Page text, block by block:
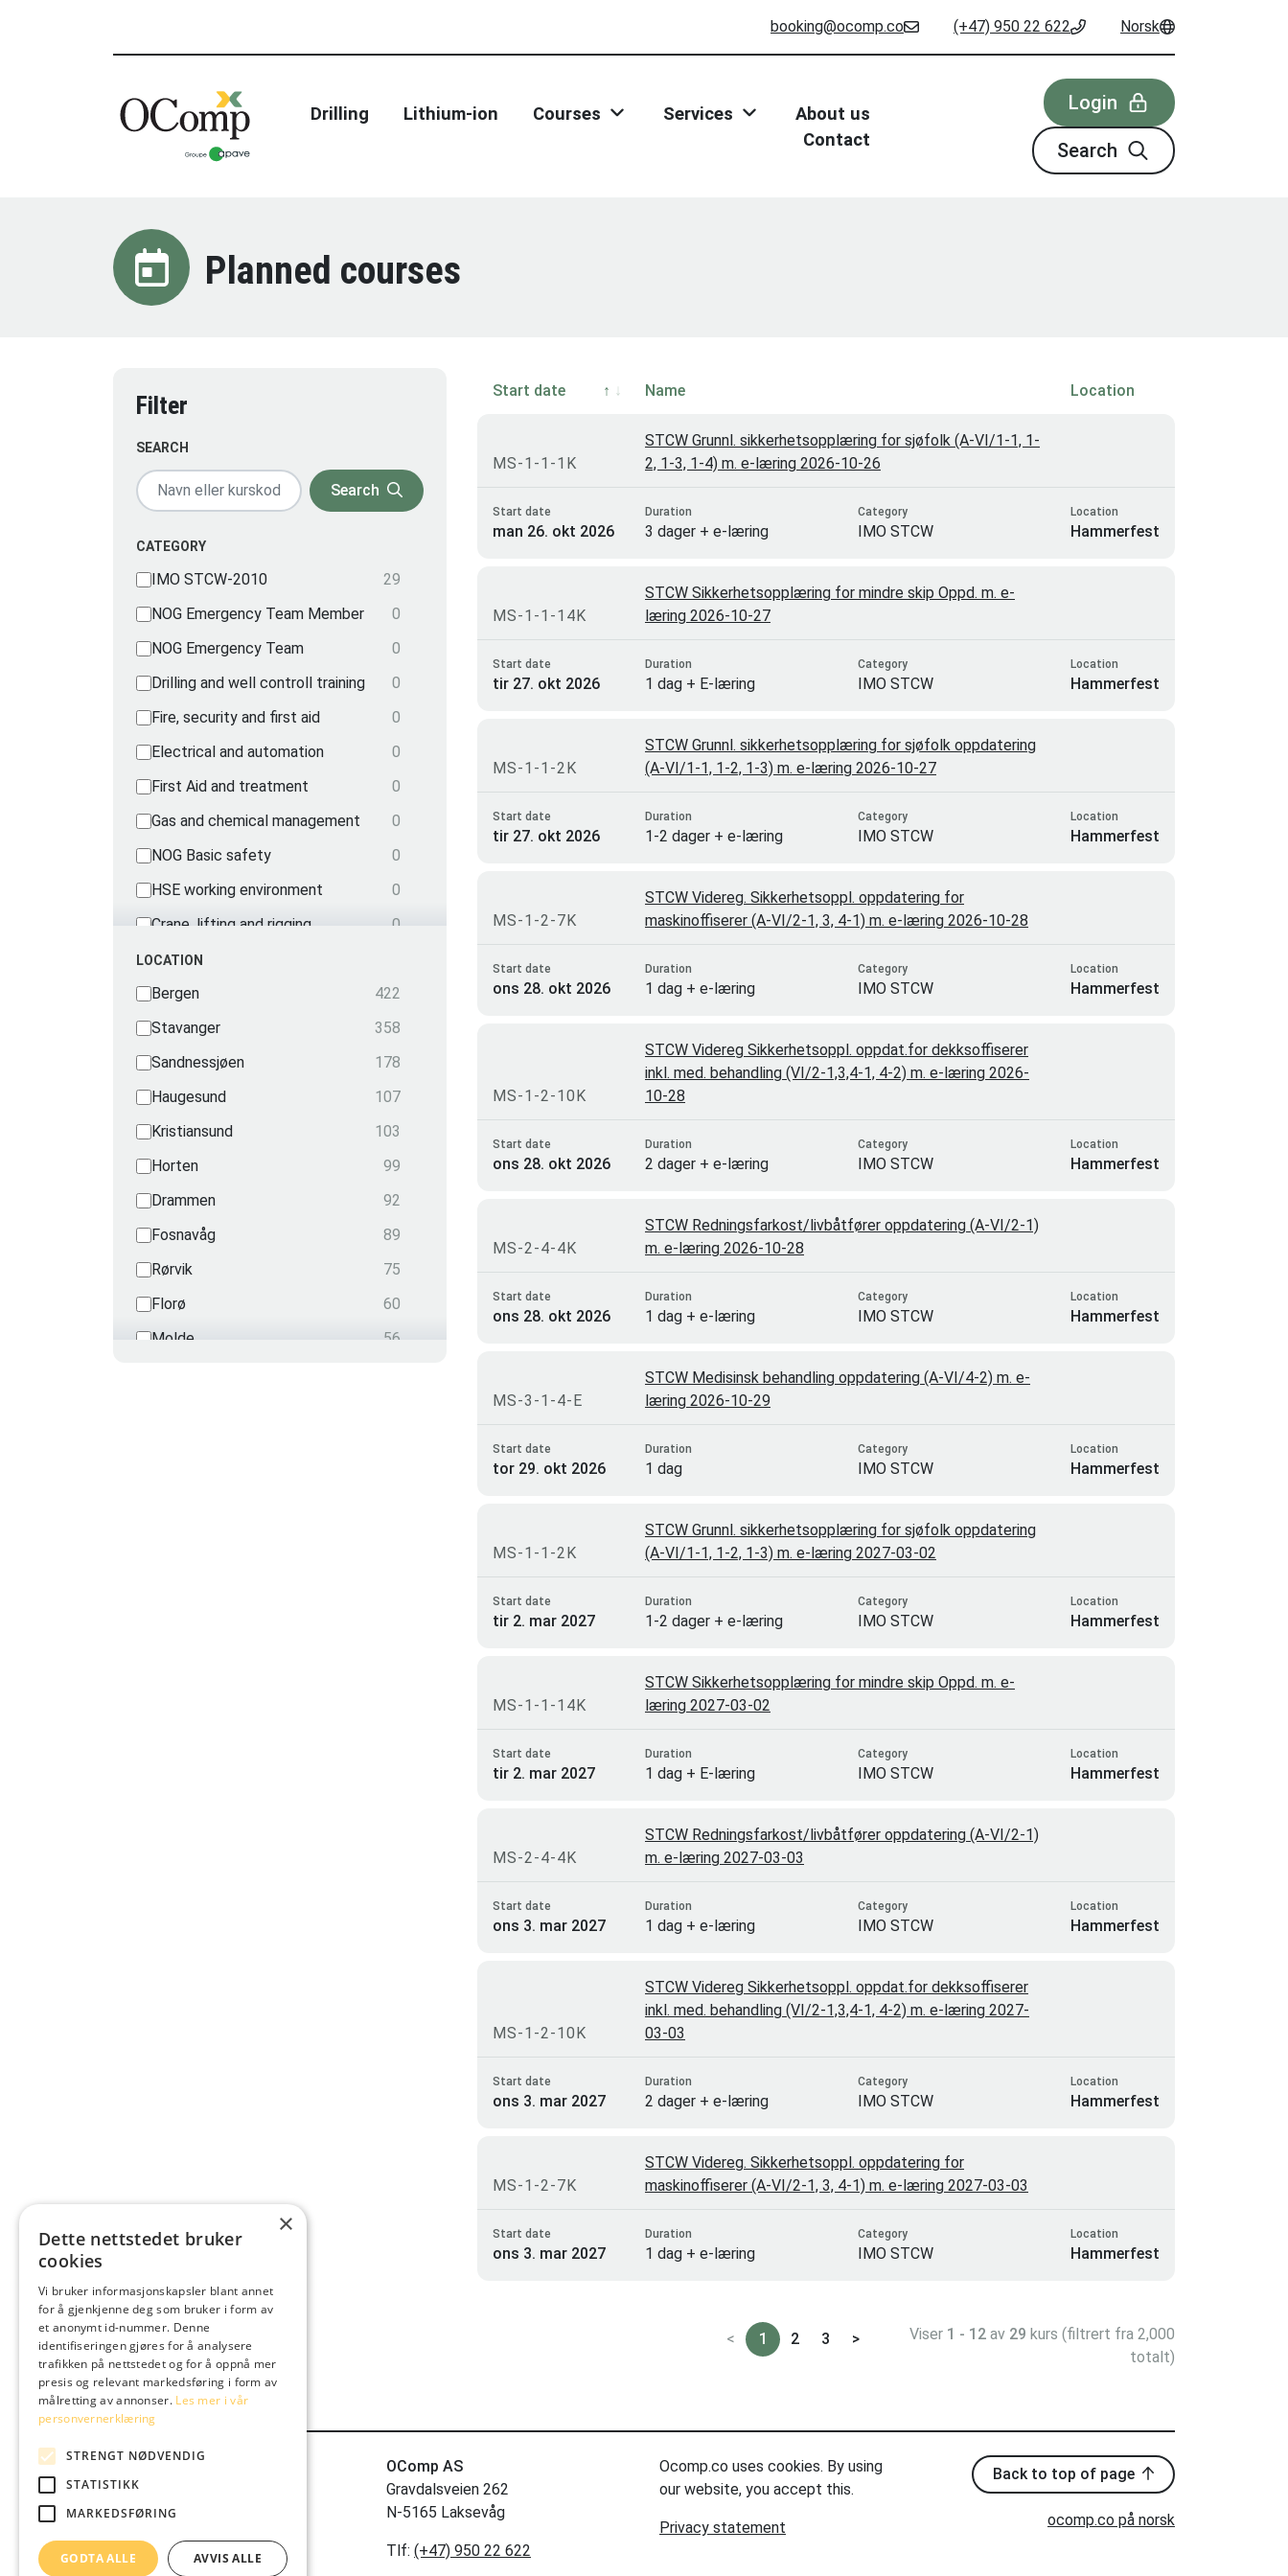
booking@ocomp.co (+47) 950 22 622 Norsk
Drilling Lithium-ion Courses Services
About us
Contact
Login
Search
Planned courses
Filter
SEARCH
Search
CATEGORY
IMO STCW-2010
29
NOG Emergency Team Member
0
NOG Emergency Team
0
Drilling and well controll training
0
Fire, security and first aid
0
Electrical and automation
0
First Aid and treatment
0
Gas and chemical management
0
NOG Basic safety
0
HSE working environment
0
Crane, lifting and rigging
0
Mechanical courses
Nautical
0
OPITO
0
Radio
0
Security
0
Radiation
0
Transportation
0
LOCATION
Bergen
422
Stavanger
358
Sandnessjøen
178
Haugesund
107
Kristiansund
103
Horten
99
Drammen
92
Fosnavåg
89
Rørvik
75
Florø
60
Molde
56
Start date Name Location
MS-1-1-1K
Start date
man 26. okt 2026
STCW Grunnl. sikkerhetsopplæring for sjøfolk (A-VI/1-1, 1-
2, 1-3, 1-4) m. e-læring 2026-10-26
Duration
3 dager + e-læring
Category
IMO STCW
Location
Hammerfest
MS-1-1-14K
Start date
tir 27. okt 2026
STCW Sikkerhetsopplæring for mindre skip Oppd. m. e-
læring 2026-10-27
Duration
1 dag + E-læring
Category
IMO STCW
Location
Hammerfest
MS-1-1-2K
Start date
tir 27. okt 2026
STCW Grunnl. sikkerhetsopplæring for sjøfolk oppdatering
(A-VI/1-1, 1-2, 1-3) m. e-læring 2026-10-27
Duration
1-2 dager + e-læring
Category
IMO STCW
Location
Hammerfest
MS-1-2-7K
Start date
ons 28. okt 2026
STCW Videreg. Sikkerhetsoppl. oppdatering for
maskinoffiserer (A-VI/2-1, 3, 4-1) m. e-læring 2026-10-28
Duration
1 dag + e-læring
Category
IMO STCW
Location
Hammerfest
MS-1-2-10K
Start date
ons 28. okt 2026
STCW Videreg Sikkerhetsoppl. oppdat.for dekksoffiserer
inkl. med. behandling (VI/2-1,3,4-1, 4-2) m. e-læring 2026-
10-28
Duration
2 dager + e-læring
Category
IMO STCW
Location
Hammerfest
MS-2-4-4K
Start date
ons 28. okt 2026
STCW Redningsfarkost/livbåtfører oppdatering (A-VI/2-1)
m. e-læring 2026-10-28
Duration
1 dag + e-læring
Category
IMO STCW
Location
Hammerfest
MS-3-1-4-E
Start date
tor 29. okt 2026
STCW Medisinsk behandling oppdatering (A-VI/4-2) m. e-
læring 2026-10-29
Duration
1 dag
Category
IMO STCW
Location
Hammerfest
MS-1-1-2K
Start date
tir 2. mar 2027
STCW Grunnl. sikkerhetsopplæring for sjøfolk oppdatering
(A-VI/1-1, 1-2, 1-3) m. e-læring 2027-03-02
Duration
1-2 dager + e-læring
Category
IMO STCW
Location
Hammerfest
MS-1-1-14K
Start date
tir 2. mar 2027
STCW Sikkerhetsopplæring for mindre skip Oppd. m. e-
læring 2027-03-02
Duration
1 dag + E-læring
Category
IMO STCW
Location
Hammerfest
MS-2-4-4K
Start date
ons 3. mar 2027
STCW Redningsfarkost/livbåtfører oppdatering (A-VI/2-1)
m. e-læring 2027-03-03
Duration
1 dag + e-læring
Category
IMO STCW
Location
Hammerfest
MS-1-2-10K
Start date
ons 3. mar 2027
STCW Videreg Sikkerhetsoppl. oppdat.for dekksoffiserer
inkl. med. behandling (VI/2-1,3,4-1, 4-2) m. e-læring 2027-
03-03
Duration
2 dager + e-læring
Category
IMO STCW
Location
Hammerfest
MS-1-2-7K
Start date
ons 3. mar 2027
STCW Videreg. Sikkerhetsoppl. oppdatering for
maskinoffiserer (A-VI/2-1, 3, 4-1) m. e-læring 2027-03-03
Duration
1 dag + e-læring
Category
IMO STCW
Location
Hammerfest
< 1 2 3 > Viser 1 - 12av 29 kurs (filtrert fra 2,000
totalt)
OComp AS
Gravdalsveien 262
N-5165 Laksevåg
Tlf: (+47) 950 22 622
Ocomp.co uses cookies. By using
our website, you accept this.
Privacy statement
Back to top of page
ocomp.co på norsk
×
Dette nettstedet bruker
cookies
Vi bruker informasjonskapsler blant annet
for å gjenkjenne deg som bruker i form av
et anonymt id-nummer. Denne
identifiseringen gjøres for å analysere
trafikken på nettstedet og for å oppnå mer
presis og relevant markedsføring i form av
målretting av annonser. Les mer i vår
personvernerklæring
STRENGT NØDVENDIG
STATISTIKK
MARKEDSFØRING
GODTA ALLE AVVIS ALLE